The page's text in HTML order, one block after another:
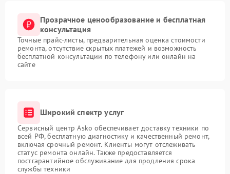
Прозрачное ценообразование и бесплатная
консультация
Точные прайс-листы, предварительная оценка стоимости
ремонта, отсутствие скрытых платежей и возможность
бесплатной консультации по телефону или онлайн на
сайте
Широкий спектр услуг
Сервисный центр Asko обеспечивает доставку техники по
всей РФ, бесплатную диагностику и качественный ремонт,
включая срочный ремонт. Клиенты могут отслеживать
статус ремонта онлайн. Также предоставляется
постгарантийное обслуживание для продления срока
службы техники